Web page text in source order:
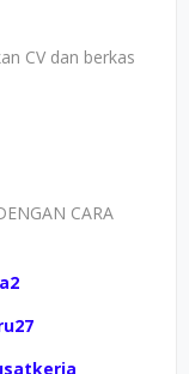
CV dan berkas
CARA